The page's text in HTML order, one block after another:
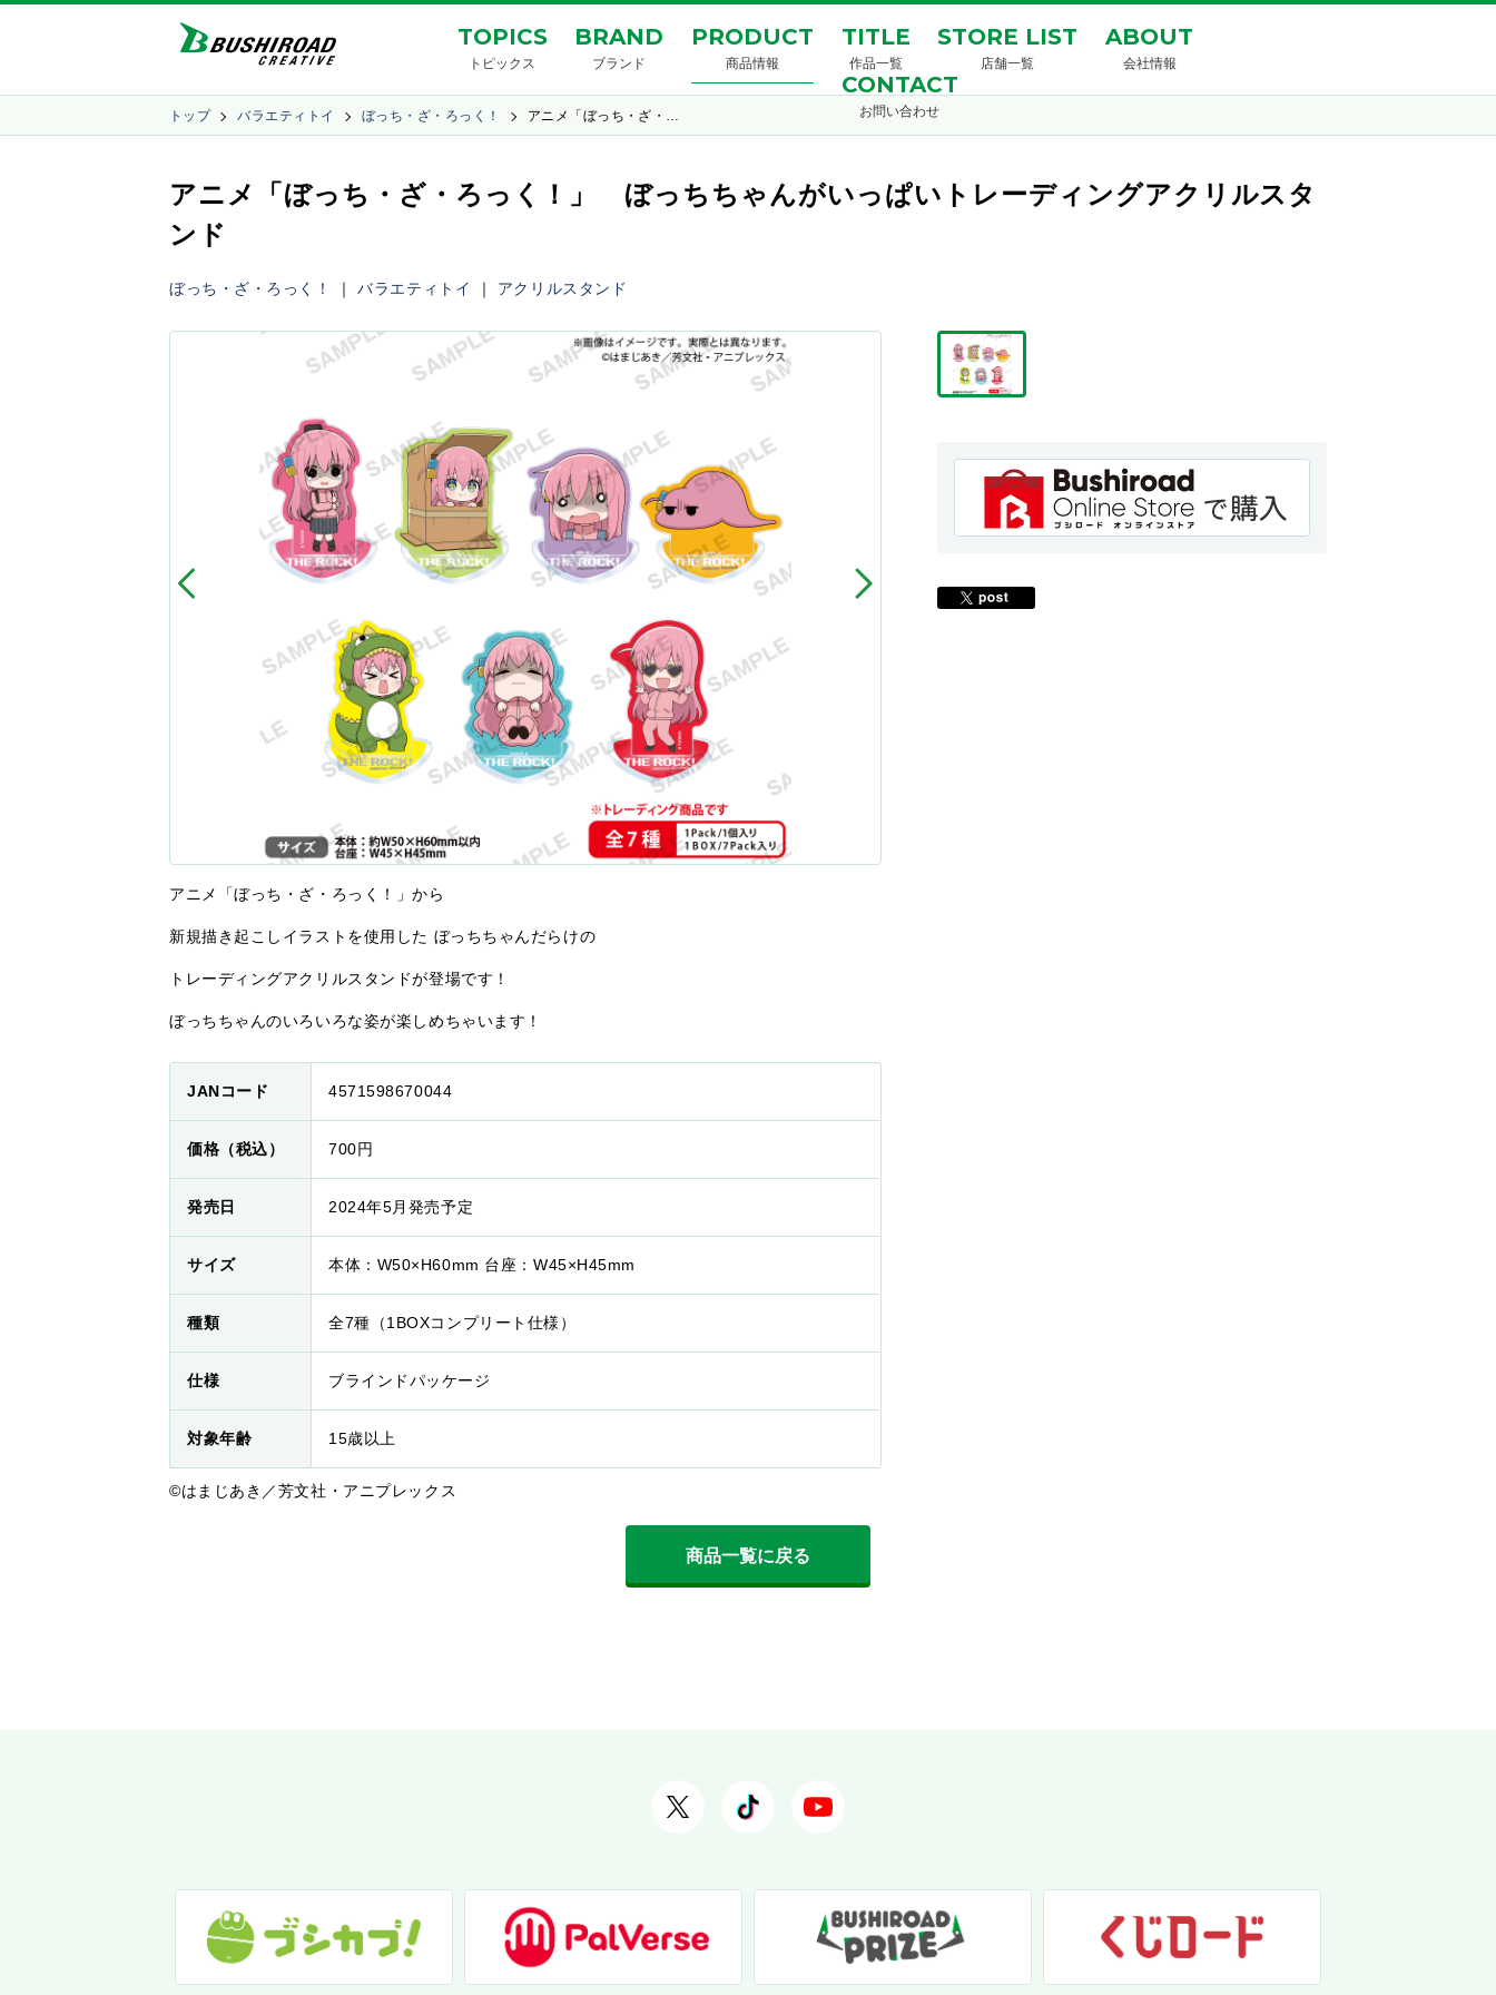
TOPICS
トピックス
BRAND
ブランド
PRODUCT
商品情報
TITLE
作品一覧
STORE LIST
店舗一覧
ABOUT
会社情報
CONTACT
お問い合わせ
トップ バラエティトイ ぼっち・ざ・ろっく！ アニメ「ぼっち・ざ・…
アニメ「ぼっち・ざ・ろっく！」 ぼっちちゃんがいっぱいトレーディングアクリルスタ
ンド
ぼっち・ざ・ろっく！ ｜バラエティトイ ｜ アクリルスタンド
アニメ「ぼっち・ざ・ろっく！」から
新規描き起こしイラストを使用した ぼっちちゃんだらけの
トレーディングアクリルスタンドが登場です！
ぼっちちゃんのいろいろな姿が楽しめちゃいます！
JANコード 4571598670044
価格（税込） 700円
発売日 2024年5月発売予定
サイズ 本体：W50×H60mm 台座：W45×H45mm
種類 全7種（1BOXコンプリート仕様）
仕様 ブラインドパッケージ
対象年齢 15歳以上
©はまじあき／芳文社・アニプレックス
商品一覧に戻る